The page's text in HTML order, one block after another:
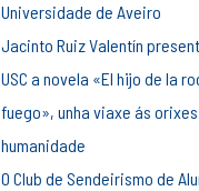
Universidade de Aveiro
Jacinto Ruiz Valentín
USC a novela «El hijo de la
fuego», unha viaxe ás
humanidade
O Club de Sendeirismo de